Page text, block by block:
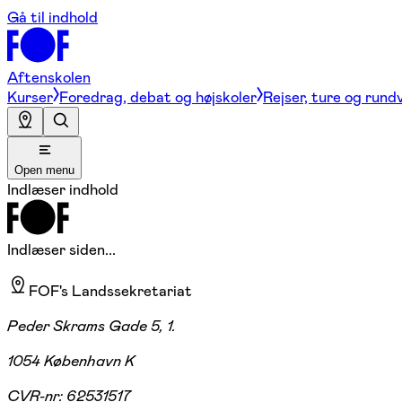
Gå til indhold
Aftenskolen
Kurser Foredrag, debat og højskoler Rejser, ture og
Open menu
Indlæser indhold
Indlæser siden...
FOF's Landssekretariat
Peder Skrams Gade 5, 1.
1054 København K
CVR-nr: 62531517